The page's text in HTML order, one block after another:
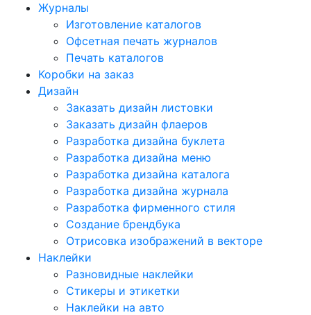
Журналы
Изготовление каталогов
Офсетная печать журналов
Печать каталогов
Коробки на заказ
Дизайн
Заказать дизайн листовки
Заказать дизайн флаеров
Разработка дизайна буклета
Разработка дизайна меню
Разработка дизайна каталога
Разработка дизайна журнала
Разработка фирменного стиля
Создание брендбука
Отрисовка изображений в векторе
Наклейки
Разновидные наклейки
Стикеры и этикетки
Наклейки на авто